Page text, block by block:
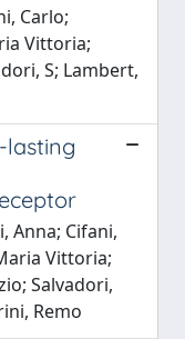
Carlo;
Vittoria;
S; Lambert,
lasting
Anna; Cifani,
Vittoria;
Salvadori,
Remo